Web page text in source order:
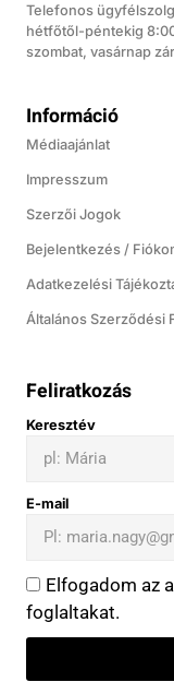
Telefonos
hétfőtől-péntekig
szombat, vasárnap
Információ
Médiaajánlat
Impresszum
Szerzői Jogok
Bejelentkezés /
Adatkezelési
Általános Szerződési
Feliratkozás
Keresztév
E-mail
Elfogadom az
foglaltakat.